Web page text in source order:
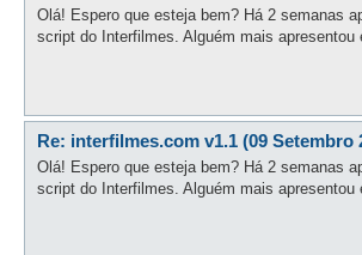
Olá! Espero que esteja bem? Há 2 semanas
script do Interfilmes. Alguém mais
Re: interfilmes.com v1.1 (09 Setembro
Olá! Espero que esteja bem? Há 2 semanas
script do Interfilmes. Alguém mais